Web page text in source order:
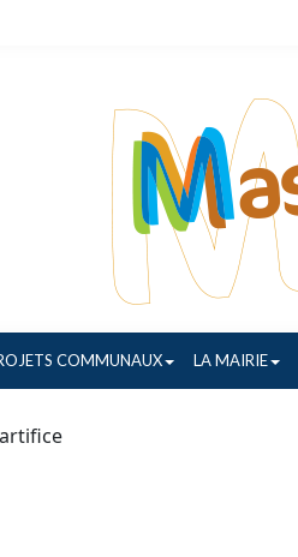
COMMUNAUX LA MAIRIE